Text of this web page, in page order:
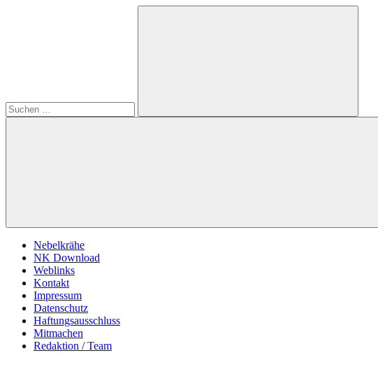
Suchen
Nebelkrähe
NK Download
Weblinks
Kontakt
Impressum
Datenschutz
Haftungsausschluss
Mitmachen
Redaktion / Team